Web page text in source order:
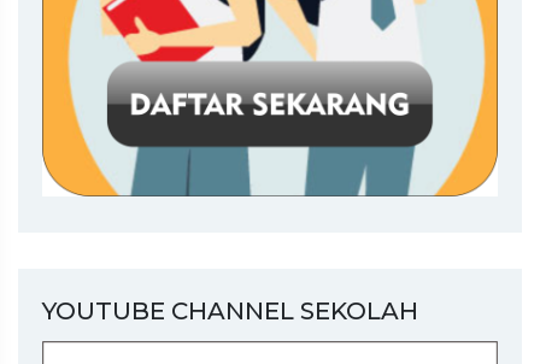
YOUTUBE CHANNEL SEKOLAH